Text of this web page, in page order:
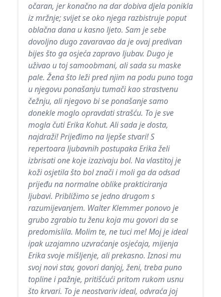
očaran, jer konačno na dar dobiva djela ponikla
iz mržnje; svijet se oko njega razbistruje poput
oblačna dana u kasno ljeto. Sam je sebe
dovoljno dugo zavaravao da je ovaj predivan
bijes što ga osjeća zapravo ljubav. Dugo je
uživao u toj samoobmani, ali sada su maske
pale. Žena što leži pred njim na podu puno toga
u njegovu ponašanju tumači kao strastvenu
čežnju, ali njegovo bi se ponašanje samo
donekle moglo opravdati strašću. To je sve
mogla čuti Erika Kohut. Ali sada je dosta,
najdraži! Prijeđimo na ljepše stvari! S
repertoara ljubavnih postupaka Erika želi
izbrisati one koje izazivaju bol. Na vlastitoj je
koži osjetila što bol znači i moli ga da odsad
prijeđu na normalne oblike prakticiranja
ljubavi. Približimo se jedno drugom s
razumijevanjem. Walter Klemmer ponovo je
grubo zgrabio tu ženu koja mu govori da se
predomislila. Molim te, ne tuci me! Moj je ideal
ipak uzajamno uzvraćanje osjećaja, mijenja
Erika svoje mišljenje, ali prekasno. Iznosi mu
svoj novi stav, govori danjoj, ženi, treba puno
topline i pažnje, pritišćući pritom rukom usnu
što krvari. To je neostvariv ideal, odvraća joj